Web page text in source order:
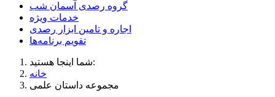
گروه رصدی آسمان شب
خدمات ویژه
اجاره و تامین ابزار رصدی
تقویم برنامه‌ها
شما اینجا هستید:
خانه
مجموعه داستان علمی